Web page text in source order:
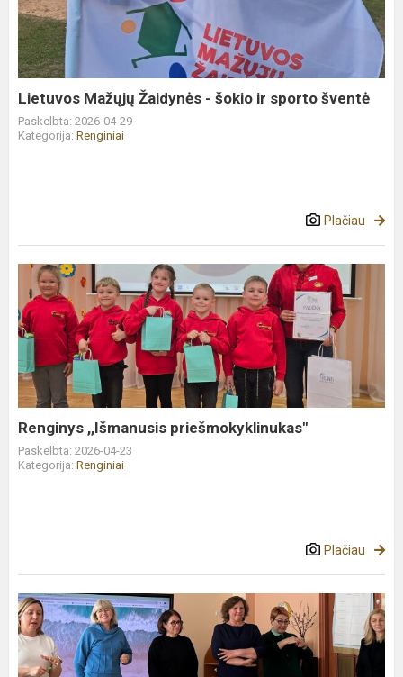
-
šokio
ir
sporto
šventė
Lietuvos Mažųjų Žaidynės - šokio ir sporto šventė
Paskelbta: 2026-04-29
Kategorija: Renginiai
Plačiau
Renginys
,,Išmanusis
priešmokyklinukas"
Renginys ,,Išmanusis priešmokyklinukas"
Paskelbta: 2026-04-23
Kategorija: Renginiai
Plačiau
„Lietuvos
Junior
Achievement“
finansinio